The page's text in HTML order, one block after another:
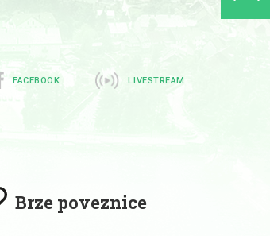
FACEBOOK LIVESTREAM
Brze poveznice